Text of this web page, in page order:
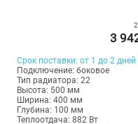
3
Срок поставки: от 1 до 2 дней
Подключение: боковое
Тип радиатора: 22
Высота: 500 мм
Ширина: 400 мм
Глубина: 100 мм
Теплоотдача: 882 Вт